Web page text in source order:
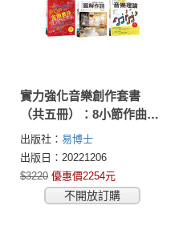
實力強化音樂創作套書
（共五冊）：8小節作曲法
+圖解PRO作曲法+POP金
曲裏技+作詞+流行搖滾音
樂理論
出版社： 易博士
出版日：20221206
$3220 優惠價2254元
不開放訂購